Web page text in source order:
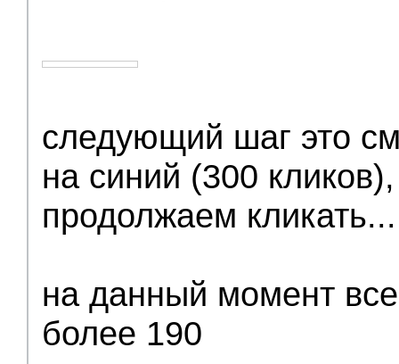
следующий шаг это
на синий (300
продолжаем кликать...
на данный момент
более 190